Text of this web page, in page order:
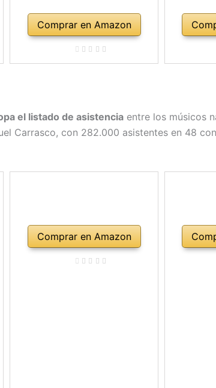
Comprar en Amazon
el listado de asistencia entre los músicos
Carrasco, con 282.000 asistentes en 48
Comprar en Amazon